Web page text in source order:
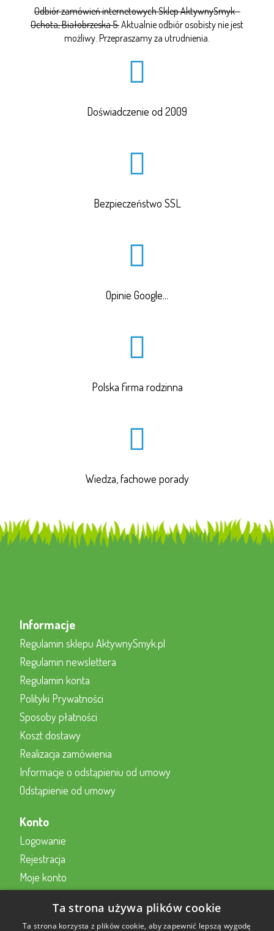
Odbiór zamówień internetowych Sklep AktywnySmyk -
Ochota, Białobrzeska 5.Aktualnie odbiór osobisty nie jest
możliwy. Przepraszamy za utrudnienia.
Doświadczenie od 2009
Bezpieczeństwo SSL
Opinie Google...
Polska firma rodzinna
Wiedza, fachowe porady
Informacje
Regulamin sklepu AktywnySmyk.pl
Regulamin newslettera
Regulamin konta
Polityki Prywatności
Sposoby płatności
Koszt dostawy
Realizacja zamówienia
Informacje o odstąpieniu od umowy
Odstąpienie od umowy
Konto
Logowanie
Rejestracja
Moje konto
Kontakt
Ta strona używa plików cookie
Ta strona korzysta z plików cookie, aby zapewnić lepszą wygodę